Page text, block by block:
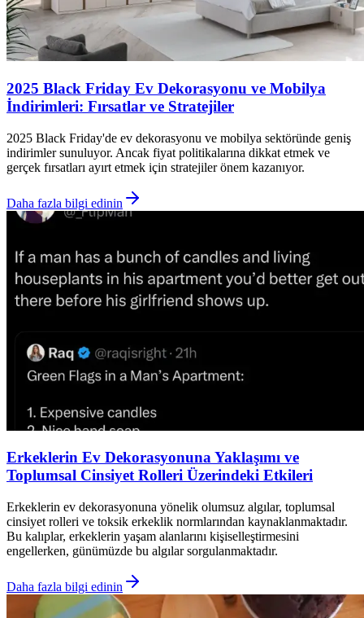
2025 Black Friday Ev Dekorasyonu ve Mobilya
İndirimleri: Fırsatlar ve Stratejiler
2025 Black Friday'de ev dekorasyonu ve mobilya sektöründe geniş
indirimler sunuluyor. Ancak fiyat politikalarına dikkat etmek ve
gerçek fırsatları ayırt etmek için stratejiler önem kazanıyor.
Daha fazla bilgi edinin
Erkeklerin Ev Dekorasyonuna Yaklaşımı ve
Toplumsal Cinsiyet Rolleri Üzerindeki Etkileri
Erkeklerin ev dekorasyonuna yönelik olumsuz algılar, toplumsal
cinsiyet rolleri ve toksik erkeklik normlarından kaynaklanmaktadır.
Bu kalıplar, erkeklerin yaşam alanlarını kişiselleştirmesini
engellerken, günümüzde bu algılar sorgulanmaktadır.
Daha fazla bilgi edinin